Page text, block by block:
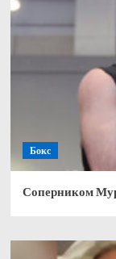
Бокс
Соперником